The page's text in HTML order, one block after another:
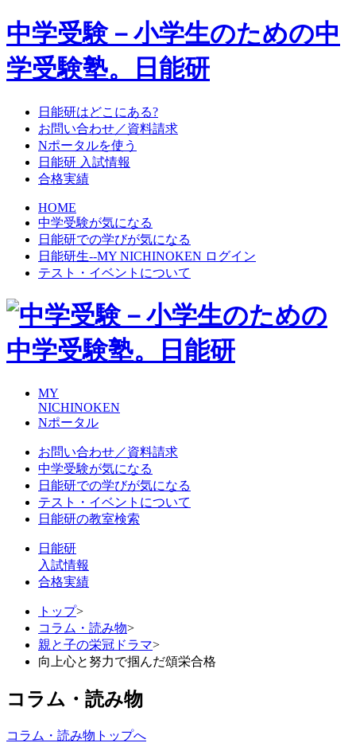
中学受験－小学生のための中
学受験塾。日能研
日能研はどこにある?
お問い合わせ／資料請求
Nポータルを使う
日能研 入試情報
合格実績
HOME
中学受験が気になる
日能研での学びが気になる
日能研生--MY NICHINOKEN ログイン
テスト・イベントについて
MY
NICHINOKEN
Nポータル
お問い合わせ／資料請求
中学受験が気になる
日能研での学びが気になる
テスト・イベントについて
日能研の教室検索
日能研
入試情報
合格実績
トップ>
コラム・読み物>
親と子の栄冠ドラマ>
向上心と努力で掴んだ頌栄合格
コラム・読み物
コラム・読み物トップへ